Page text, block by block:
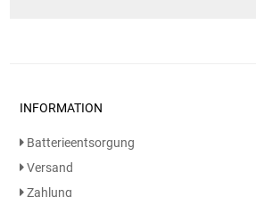
INFORMATION
Batterieentsorgung
Versand
Zahlung